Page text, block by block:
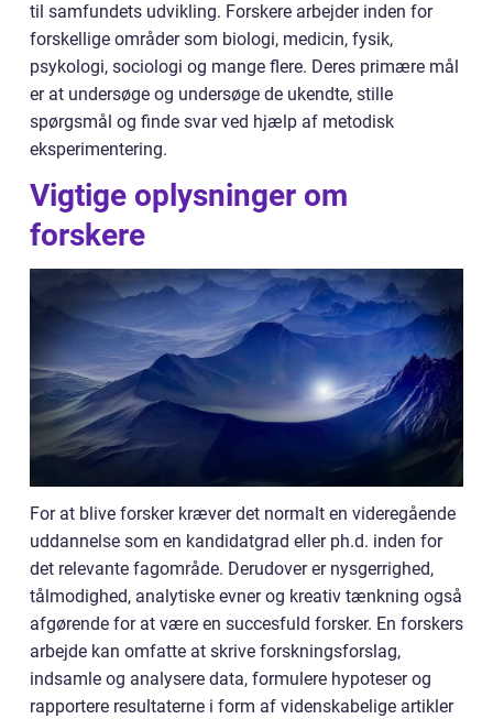
til samfundets udvikling. Forskere arbejder inden for
forskellige områder som biologi, medicin, fysik,
psykologi, sociologi og mange flere. Deres primære mål
er at undersøge og undersøge de ukendte, stille
spørgsmål og finde svar ved hjælp af metodisk
eksperimentering.
Vigtige oplysninger om
forskere
For at blive forsker kræver det normalt en videregående
uddannelse som en kandidatgrad eller ph.d. inden for
det relevante fagområde. Derudover er nysgerrighed,
tålmodighed, analytiske evner og kreativ tænkning også
afgørende for at være en succesfuld forsker. En forskers
arbejde kan omfatte at skrive forskningsforslag,
indsamle og analysere data, formulere hypoteser og
rapportere resultaterne i form af videnskabelige artikler